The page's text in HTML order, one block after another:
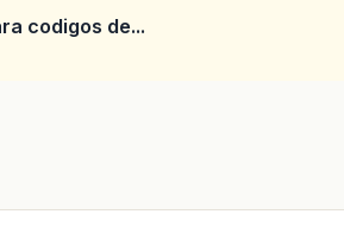
codigos de...